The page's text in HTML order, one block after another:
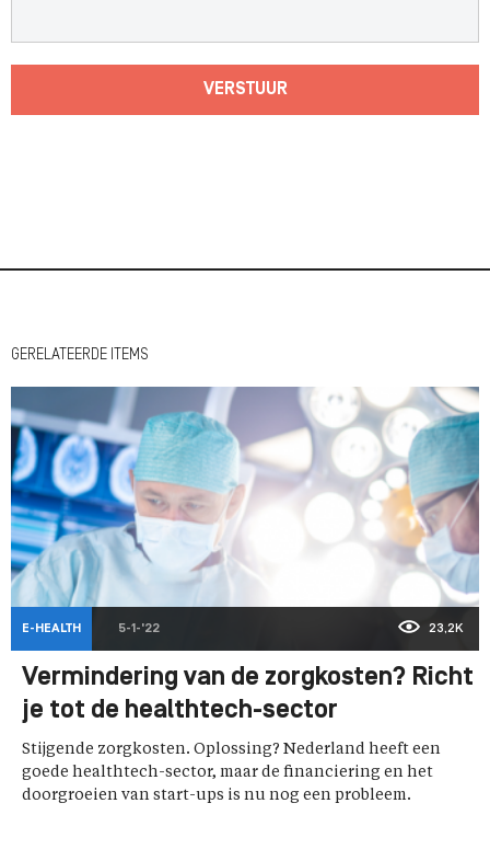
VERSTUUR
GERELATEERDE ITEMS
E-HEALTH 5-1-'22 23,2K
Vermindering van de zorgkosten? Richt
je tot de healthtech-sector
Stijgende zorgkosten. Oplossing? Nederland heeft een
goede healthtech-sector, maar de financiering en het
doorgroeien van start-ups is nu nog een probleem.